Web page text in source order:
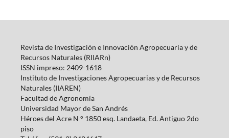
Revista de Investigación e Innovación Agropecuaria y de
Recursos Naturales (RIIARn)
ISSN impreso: 2409-1618
Instituto de Investigaciones Agropecuarias y de Recursos
Naturales (IIAREN)
Facultad de Agronomía
Universidad Mayor de San Andrés
Héroes del Acre N ° 1850 esq. Landaeta, Ed.Antiguo 2do
piso